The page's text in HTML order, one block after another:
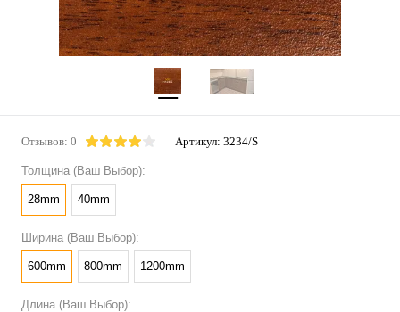
Отзывов: 0 Артикул: 3234/S
Толщина (Ваш Выбор):
28mm 40mm
Ширина (Ваш Выбор):
600mm 800mm 1200mm
Длина (Ваш Выбор):